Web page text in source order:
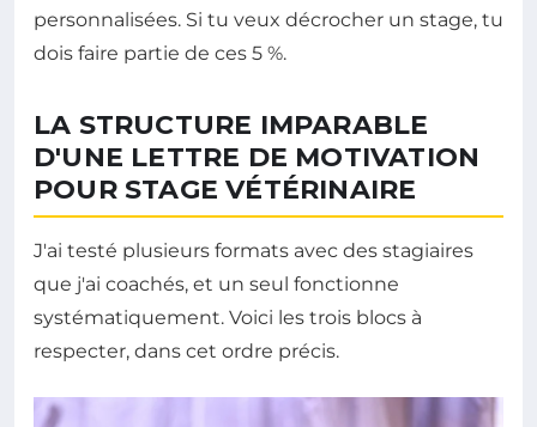
personnalisées. Si tu veux décrocher un stage, tu
dois faire partie de ces 5 %.
LA STRUCTURE IMPARABLE
D'UNE LETTRE DE MOTIVATION
POUR STAGE VÉTÉRINAIRE
J'ai testé plusieurs formats avec des stagiaires
que j'ai coachés, et un seul fonctionne
systématiquement. Voici les trois blocs à
respecter, dans cet ordre précis.